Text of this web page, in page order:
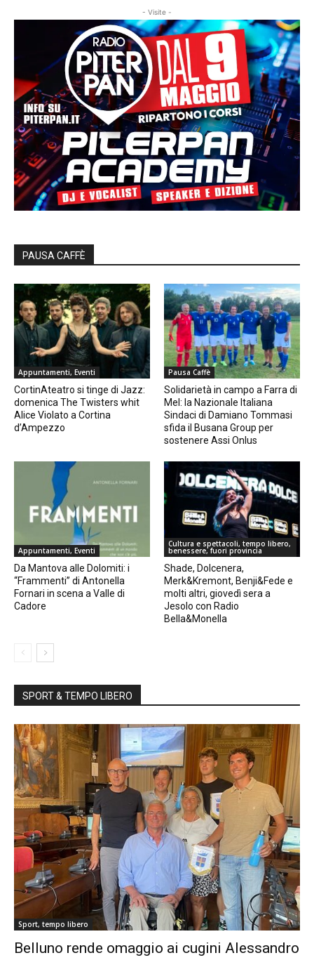
- Visite -
PAUSA CAFFÈ
Appuntamenti, Eventi
CortinAteatro si tinge di Jazz:
domenica The Twisters whit
Alice Violato a Cortina
d’Ampezzo
Pausa Caffè
Solidarietà in campo a Farra di
Mel: la Nazionale Italiana
Sindaci di Damiano Tommasi
sfida il Busana Group per
sostenere Assi Onlus
Appuntamenti, Eventi
Da Mantova alle Dolomiti: i
“Frammenti” di Antonella
Fornari in scena a Valle di
Cadore
Cultura e spettacoli, tempo libero,
benessere, fuori provincia
Shade, Dolcenera,
Merk&Kremont, Benji&Fede e
molti altri, giovedì sera a
Jesolo con Radio
Bella&Monella
SPORT & TEMPO LIBERO
Sport, tempo libero
Belluno rende omaggio ai cugini Alessandro